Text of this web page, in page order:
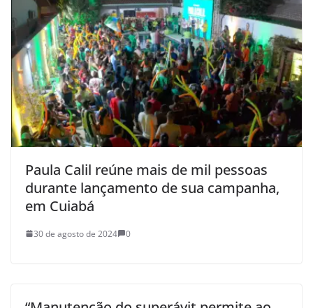
Paula Calil reúne mais de mil pessoas
durante lançamento de sua campanha,
em Cuiabá
30 de agosto de 2024 0